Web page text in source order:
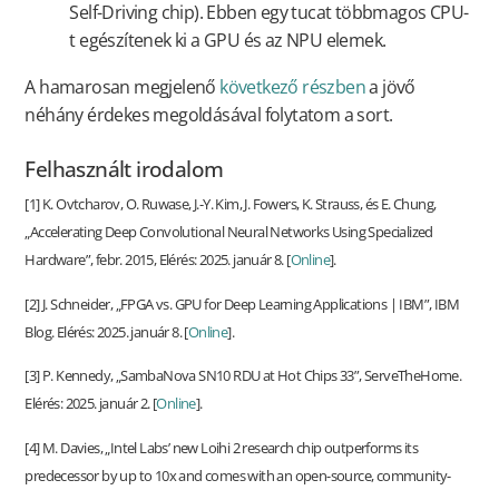
Self-Driving chip). Ebben egy tucat többmagos CPU-
t egészítenek ki a GPU és az NPU elemek.
A hamarosan megjelenő következő részbena jövő
néhány érdekes megoldásával folytatom a sort.
Felhasznált irodalom
[1] K. Ovtcharov, O. Ruwase, J.-Y. Kim, J. Fowers, K. Strauss, és E. Chung,
„Accelerating Deep Convolutional Neural Networks Using Specialized
Hardware”, febr. 2015, Elérés: 2025. január 8. [Online].
[2] J. Schneider, „FPGA vs. GPU for Deep Learning Applications | IBM”, IBM
Blog. Elérés: 2025. január 8. [Online].
[3] P. Kennedy, „SambaNova SN10 RDU at Hot Chips 33”, ServeTheHome.
Elérés: 2025. január 2. [Online].
[4] M. Davies, „Intel Labs’ new Loihi 2 research chip outperforms its
predecessor by up to 10x and comes with an open-source, community-